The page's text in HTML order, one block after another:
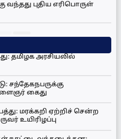
வந்தது புதிய எரிபொருள்
தமிழக அரசியலில்
சந்தேகநபருக்கு
கைது
மரக்கறி ஏற்றிச் சென்ற
உயிரிழப்பு